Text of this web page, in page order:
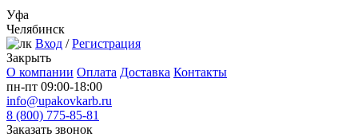
Уфа
Челябинск
Вход / Регистрация
Закрыть
О компании Оплата Доставка Контакты
пн-пт 09:00-18:00
info@upakovkarb.ru
8 (800) 775-85-81
Заказать звонок